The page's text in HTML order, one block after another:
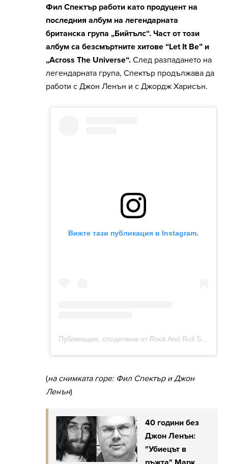
Фил Спектър работи като продуцент на
последния албум на легендарната
британска група „Бийтълс“. Част от този
албум са безсмъртните хитове “Let It Be” и
„Across The Universe“. След разпадането на
легендарната група, Спектър продължава да
работи с Джон Ленън и с Джордж Харисън.
(на снимката горе: Фил Спектър и Джон
Ленън)
40 години без
Джон Ленън:
"Убиецът в